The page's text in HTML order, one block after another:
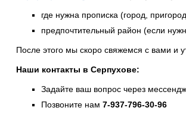
где нужна прописка (город,
предпочтительный район (если
После этого мы скоро свяжемся с вами и
Наши контакты в Серпухове:
Задайте ваш вопрос через
Позвоните нам 7-937-796-30-96